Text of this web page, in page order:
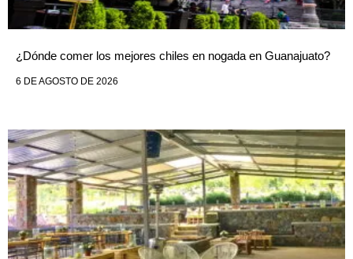
¿Dónde comer los mejores chiles en nogada en Guanajuato?
6 DE AGOSTO DE 2026